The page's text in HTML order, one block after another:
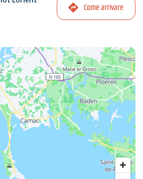
Come arrivare